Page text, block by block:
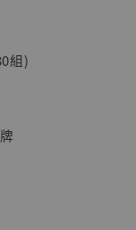
組)